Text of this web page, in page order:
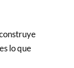
lo que